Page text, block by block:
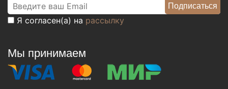
Я согласен(а) на рассылку
Мы принимаем